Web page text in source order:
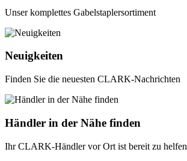
Unser komplettes Gabelstaplersortiment
Neuigkeiten
Finden Sie die neuesten CLARK-Nachrichten
Händler in der Nähe finden
Ihr CLARK-Händler vor Ort ist bereit zu helfen